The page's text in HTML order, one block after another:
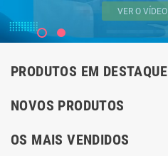
PRODUTOS EM DESTAQUE
NOVOS PRODUTOS
OS MAIS VENDIDOS